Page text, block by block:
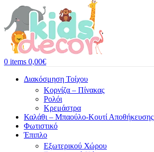
0 items 0,00€
Διακόσμηση Τοίχου
Κορνίζα – Πίνακας
Ρολόι
Κρεμάστρα
Καλάθι – Μπαούλο-Κουτί Αποθήκευσης
Φωτιστικό
Έπιπλο
Εξωτερικού Χώρου